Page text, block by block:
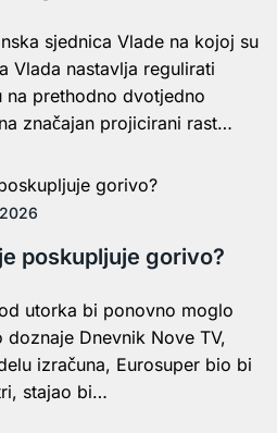
sjednica Vlade na kojoj su
Vlada nastavlja regulirati
prethodno dvotjedno
značajan projicirani rast…
poskupljuje gorivo?
utorka bi ponovno moglo
Dnevnik Nove TV,
izračuna, Eurosuper bio bi
stajao bi…